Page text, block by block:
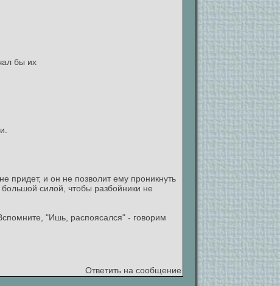
бы их
придет, и он не позволит ему проникнуть
силой, чтобы разбойники не
"Ишь, распоясался" - говорим
Ответить на сообщение